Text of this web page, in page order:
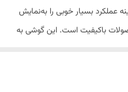
عامل ها
عملکرد بسیار خوبی را به‌نمایش
یکی از این محصولات با‌کیفیت است. این گوشی به